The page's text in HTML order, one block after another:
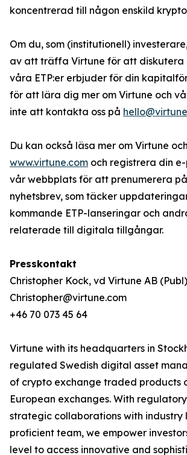
koncentrerad till någon enskild
Om du, som (institutionell)
av att träffa Virtune för att diskutera
våra ETP:er erbjuder för din
för att lära dig mer om Virtune och
inte att kontakta oss på
Du kan också läsa mer om Virtune
www.virtune.com och registrera din
vår webbplats för att prenumerera
nyhetsbrev, som täcker
kommande ETP-lanseringar och
relaterade till digitala tillgångar.
Presskontakt
Christopher Kock, vd Virtune AB (Publ)
Christopher@virtune.com
+46 70 073 45 64
Virtune with its headquarters in
regulated Swedish digital asset
of crypto exchange traded products
European exchanges. With
strategic collaborations with industry
proficient team, we empower
level to access innovative and